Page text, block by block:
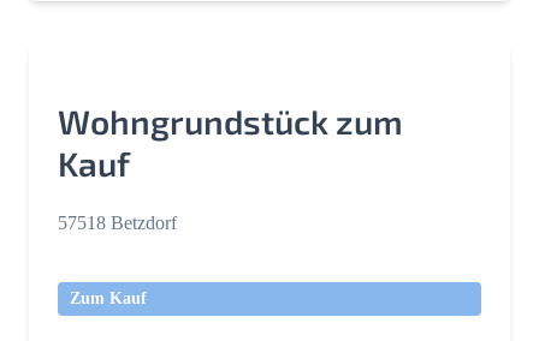
Wohngrundstück zum
Kauf
57518 Betzdorf
Zum Kauf